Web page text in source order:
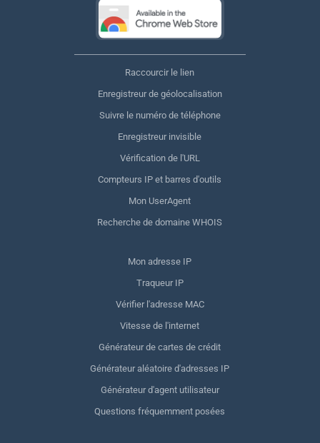
Raccourcir le lien
Enregistreur de géolocalisation
Suivre le numéro de téléphone
Enregistreur invisible
Vérification de l'URL
Compteurs IP et barres d'outils
Mon UserAgent
Recherche de domaine WHOIS
Mon adresse IP
Traqueur IP
Vérifier l'adresse MAC
Vitesse de l'internet
Générateur de cartes de crédit
Générateur aléatoire d'adresses IP
Générateur d'agent utilisateur
Questions fréquemment posées